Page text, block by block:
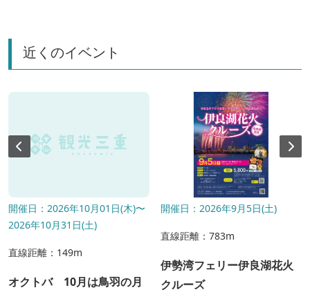
近くのイベント
開催日：2026年10月01日(木)〜
2026年10月31日(土)
直線距離：149m
オクトバ 10月は鳥羽の月
開催日：2026年9月5日(土)
直線距離：783m
伊勢湾フェリー伊良湖花火
クルーズ